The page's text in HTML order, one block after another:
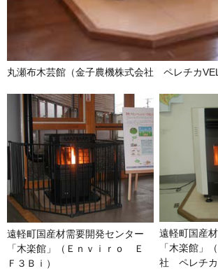
丸瀬布木芸館（金子農機株式会社 ペレチカ
遠軽町国産材需要開発センター
「木楽館」（Ｅｎｖｉｒｏ Ｅ
Ｆ３Ｂｉ）
遠軽町国産
「木楽館」
社 ペレチカ